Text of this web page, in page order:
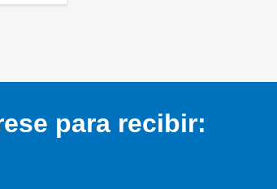
para recibir: